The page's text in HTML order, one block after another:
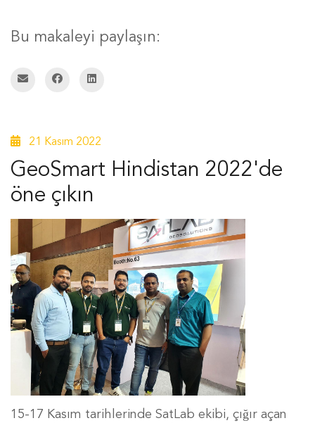
Bu makaleyi paylaşın:
21 Kasım 2022
GeoSmart Hindistan 2022'de
öne çıkın
15-17 Kasım tarihlerinde SatLab ekibi, çığır açan